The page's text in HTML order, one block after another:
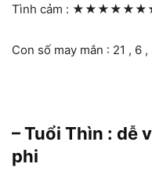
Tình cảm :
Con số may mắn : 21 , 6
– Tuổi Thìn : dễ
phi